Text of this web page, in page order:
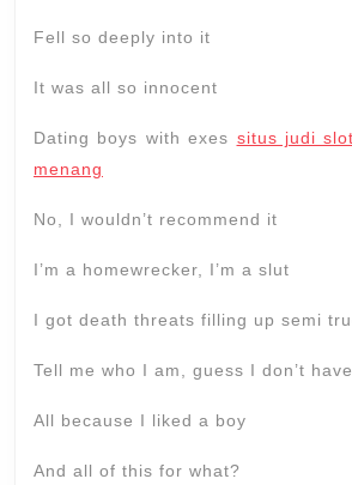
Fell so deeply into it
It was all so innocent
Dating boys with exes situs judi
menang
No, I wouldn’t recommend it
I’m a homewrecker, I’m a slut
I got death threats filling up semi
Tell me who I am, guess I don’t
All because I liked a boy
And all of this for what?